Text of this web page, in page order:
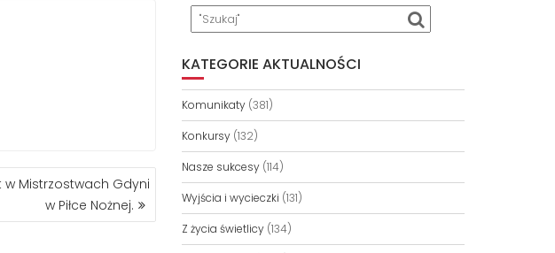
w Mistrzostwach Gdyni
w Piłce Nożnej.
KATEGORIE AKTUALNOŚCI
Komunikaty(381)
Konkursy(132)
Nasze sukcesy(114)
Wyjścia i wycieczki (131)
Z życia świetlicy(134)